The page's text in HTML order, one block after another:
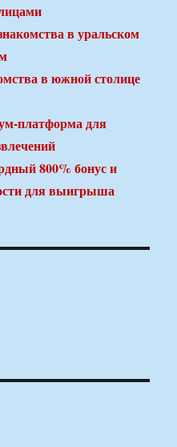
в уральском
в южной столице
платформа для
800% бонус и
для выигрыша